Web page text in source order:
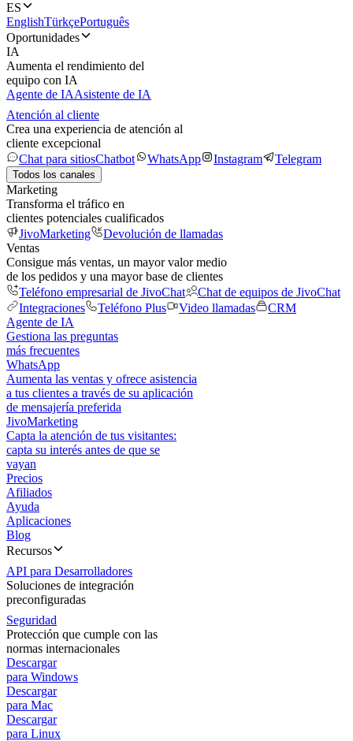
ES
EnglishTürkçePortuguês
Oportunidades
IA
Aumenta el rendimiento del
equipo con IA
Agente de IAAsistente de IA
Atención al cliente
Crea una experiencia de atención al
cliente excepcional
Chat para sitiosChatbot WhatsApp Instagram Telegram
Todos los canales
Marketing
Transforma el tráfico en
clientes potenciales cualificados
JivoMarketing
Devolución de llamadas
Ventas
Consigue más ventas, un mayor valor medio
de los pedidos y una mayor base de clientes
Teléfono empresarial de JivoChat
Chat de equipos de JivoChat
Integraciones
Teléfono Plus Video llamadas
CRM
Agente de IA
Gestiona las preguntas
más frecuentes
WhatsApp
Aumenta las ventas y ofrece asistencia
a tus clientes a través de su aplicación
de mensajería preferida
JivoMarketing
Capta la atención de tus visitantes:
capta su interés antes de que se
vayan
Precios
Afiliados
Ayuda
Aplicaciones
Blog
Recursos
API para Desarrolladores
Soluciones de integración
preconfiguradas
Seguridad
Protección que cumple con las
normas internacionales
Descargar
para Windows
Descargar
para Mac
Descargar
para Linux